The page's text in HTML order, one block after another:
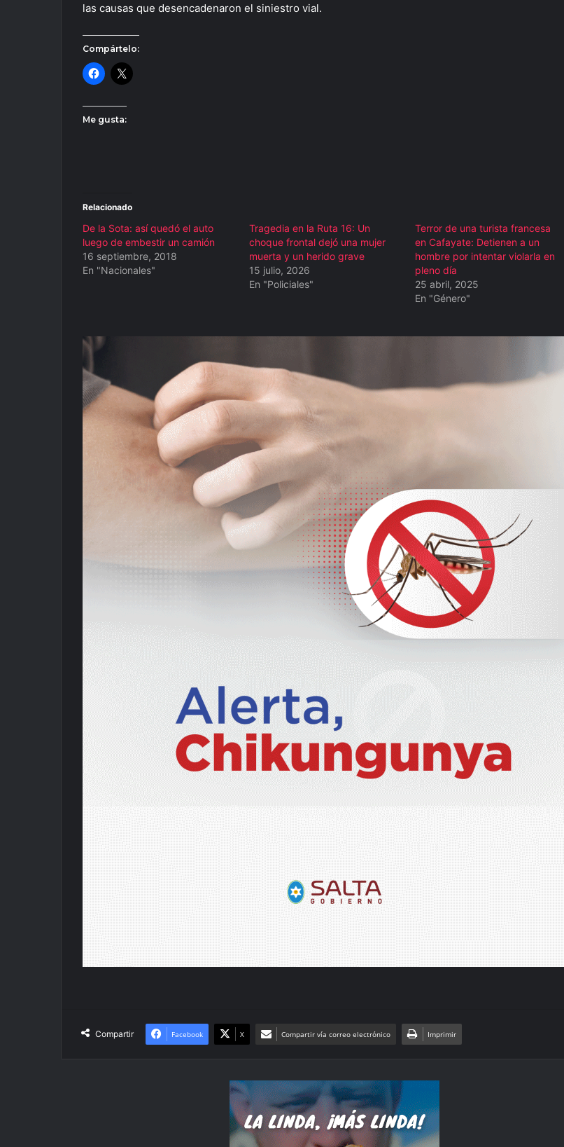
las causas que desencadenaron el siniestro vial.
Compártelo:
Me gusta:
Relacionado
De la Sota: así quedó el auto
luego de embestir un camión
16 septiembre, 2018
En "Nacionales"
Tragedia en la Ruta 16: Un
choque frontal dejó una mujer
muerta y un herido grave
15 julio, 2026
En "Policiales"
Terror de una turista francesa
en Cafayate: Detienen a un
hombre por intentar violarla en
pleno día
25 abril, 2025
En "Género"
Compartir Facebook X Compartir vía correo electrónico Imprimir